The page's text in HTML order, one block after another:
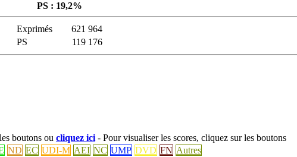
PS : 19,2%
Exprimés
621 964
PS
119 176
boutons ou cliquez ici - Pour visualiser les scores, cliquez sur les boutons
ND EC UDI-M AEI NC UMP DVD FN Autres